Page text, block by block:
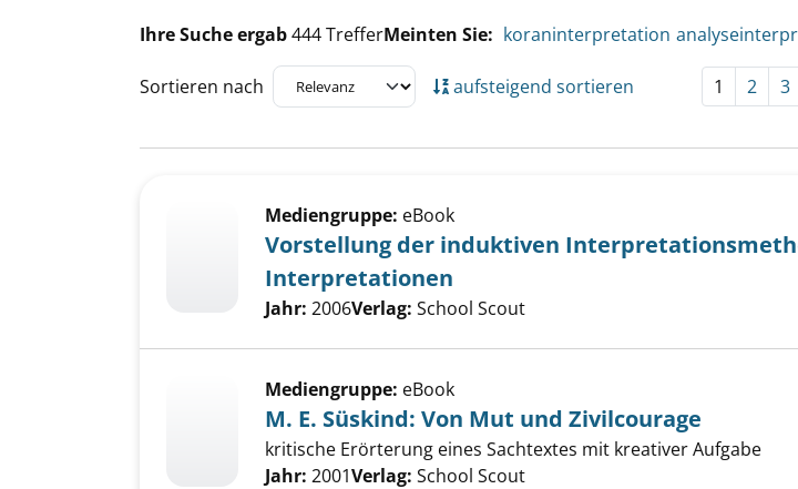
Ihre Suche ergab444 TrefferMeinten Sie: koraninterpretation
Sortieren nach aufsteigend sortieren 1 2 3
Mediengruppe: eBook
Vorstellung der induktiven
Interpretationen
Suche nach diesem Verfasser
Jahr: 2006Verlag: School Scout
Mediengruppe: eBook
M. E. Süskind: Von Mut und Zivilcourage
kritische Erörterung eines Sachtextes mit kreativer Aufgabe
Suche nach diesem Verfasser
Jahr: 2001Verlag: School Scout